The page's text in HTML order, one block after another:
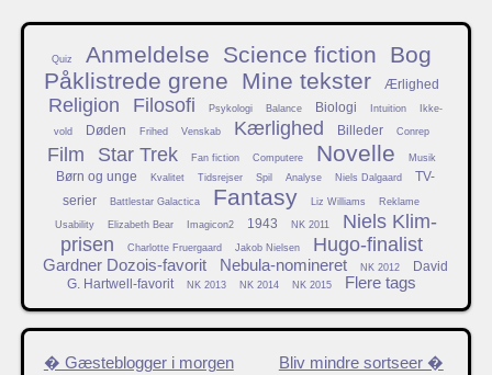
Quiz Anmeldelse Science fiction
Bog
Påklistrede grene
Mine tekster Ærlighed
Religion Filosofi Psykologi Balance Biologi Intuition Ikke-
vold Døden Frihed Venskab Kærlighed Billeder Conrep
Film Star Trek Fan fiction Computere Novelle Musik
Børn og unge Kvalitet Tidsrejser Spil Analyse Niels Dalgaard
TV-
serier
Battlestar Galactica Fantasy Liz Williams Reklame
Usability Elizabeth Bear Imagicon2 1943 NK 2011
Niels Klim-
prisen
Charlotte Fruergaard Jakob Nielsen Hugo-finalist
Gardner Dozois-favorit Nebula-nomineret NK 2012
David
G. Hartwell-favorit
NK 2013 NK 2014 NK 2015 Flere tags
� Gæsteblogger i morgen Bliv mindre sortseer �